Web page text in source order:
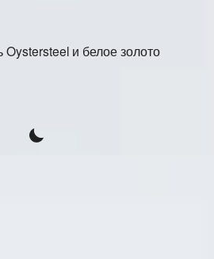
и белое золото